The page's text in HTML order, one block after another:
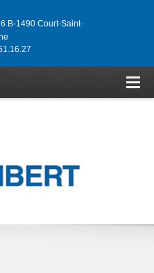
B-1490 Court-Saint-